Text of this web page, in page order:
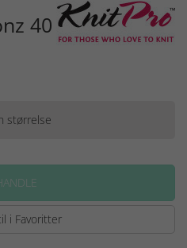
40
størrelse
i Favoritter